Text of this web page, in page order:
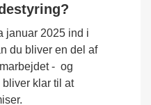
januar 2025 ind i
du bliver en del af
- og
klar til at